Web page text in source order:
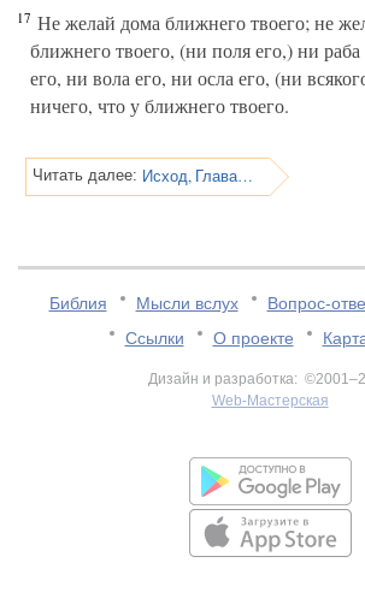
17 Не желай дома ближнего твоего; не
ближнего твоего, (ни поля его,) ни
его, ни вола его, ни осла его, (ни
ничего, что у ближнего твоего.
Читать далее: Исход, Глава 20
Библия Мысли вслух Вопрос-
Ссылки
О проекте
Дизайн и разработка:
Web-Мастерская